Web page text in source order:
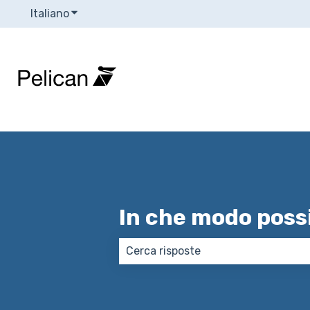
ItalianoMostra sottomenu per le traduzioni
In che modo